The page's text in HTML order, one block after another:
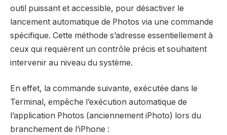
outil puissant et accessible, pour désactiver le
lancement automatique de Photos via une commande
spécifique. Cette méthode s’adresse essentiellement à
ceux qui requièrent un contrôle précis et souhaitent
intervenir au niveau du système.
En effet, la commande suivante, exécutée dans le
Terminal, empêche l’exécution automatique de
l’application Photos (anciennement iPhoto) lors du
branchement de l’iPhone :